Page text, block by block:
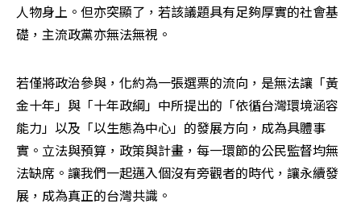
人物身上。但亦突顯了，若該議題具有足夠厚實的社會基
礎，主流政黨亦無法無視。
若僅將政治參與，化約為一張選票的流向，是無法讓「黃
金十年」與「十年政綱」中所提出的「依循台灣環境涵容
能力」以及「以生態為中心」的發展方向，成為具體事
實。立法與預算，政策與計畫，每一環節的公民監督均無
法缺席。讓我們一起邁入個沒有旁觀者的時代，讓永續發
展，成為真正的台灣共識。